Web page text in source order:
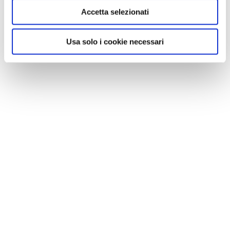
Accetta selezionati
Usa solo i cookie necessari